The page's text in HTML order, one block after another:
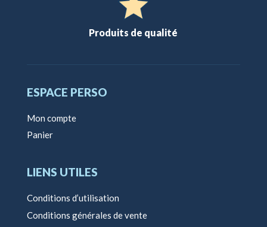
Produits de qualité
ESPACE PERSO
Mon compte
Panier
LIENS UTILES
Conditions d’utilisation
Conditions générales de vente